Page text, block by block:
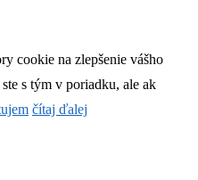
cookie na zlepšenie vášho
s tým v poriadku, ale ak
čítaj ďalej